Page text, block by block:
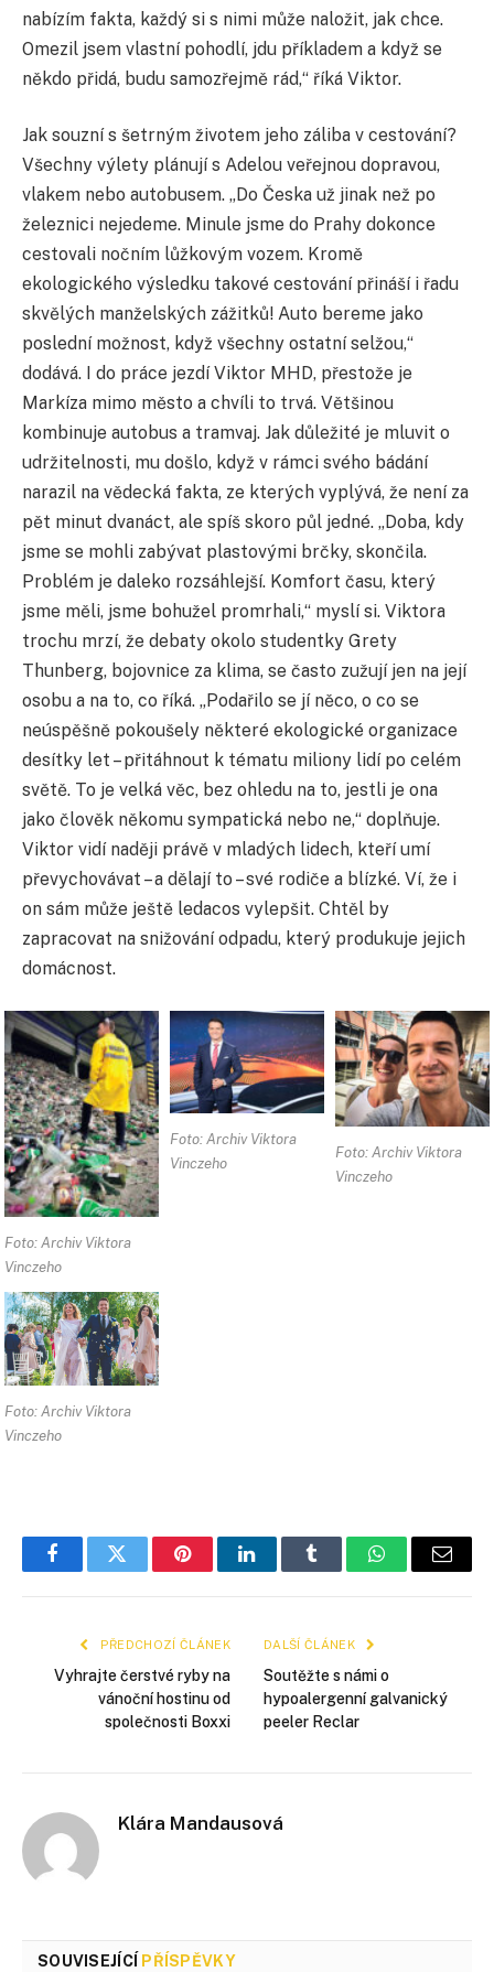
nabízím fakta, každý si s nimi může naložit, jak chce.
Omezil jsem vlastní pohodlí, jdu příkladem a když se
někdo přidá, budu samozřejmě rád,“ říká Viktor.
Jak souzní s šetrným životem jeho záliba v cestování?
Všechny výlety plánují s Adelou veřejnou dopravou,
vlakem nebo autobusem. „Do Česka už jinak než po
železnici nejedeme. Minule jsme do Prahy dokonce
cestovali nočním lůžkovým vozem. Kromě
ekologického výsledku takové cestování přináší i řadu
skvělých manželských zážitků! Auto bereme jako
poslední možnost, když všechny ostatní selžou,“
dodává. I do práce jezdí Viktor MHD, přestože je
Markíza mimo město a chvíli to trvá. Většinou
kombinuje autobus a tramvaj. Jak důležité je mluvit o
udržitelnosti, mu došlo, když v rámci svého bádání
narazil na vědecká fakta, ze kterých vyplývá, že není za
pět minut dvanáct, ale spíš skoro půl jedné. „Doba, kdy
jsme se mohli zabývat plastovými brčky, skončila.
Problém je daleko rozsáhlejší. Komfort času, který
jsme měli, jsme bohužel promrhali,“ myslí si. Viktora
trochu mrzí, že debaty okolo studentky Grety
Thunberg, bojovnice za klima, se často zužují jen na její
osobu a na to, co říká. „Podařilo se jí něco, o co se
neúspěšně pokoušely některé ekologické organizace
desítky let – přitáhnout k tématu miliony lidí po celém
světě. To je velká věc, bez ohledu na to, jestli je ona
jako člověk někomu sympatická nebo ne,“ doplňuje.
Viktor vidí naději právě v mladých lidech, kteří umí
převychovávat – a dělají to – své rodiče a blízké. Ví, že i
on sám může ještě ledacos vylepšit. Chtěl by
zapracovat na snižování odpadu, který produkuje jejich
domácnost.
Foto: Archiv Viktora
Vinczeho
Foto: Archiv Viktora
Vinczeho
Foto: Archiv Viktora
Vinczeho
Foto: Archiv Viktora
Vinczeho
FacebookTwitter PinterestLinkedInTumblr WhatsApp
E-
PŘEDCHOZÍ ČLÁNEK
Vyhrajte čerstvé ryby na
vánoční hostinu od
společnosti Boxxi
DALŠÍ ČLÁNEK
Soutěžte s námi o
hypoalergenní galvanický
peeler Reclar
Klára Mandausová
SOUVISEJÍCÍ PŘÍSPĚVKY